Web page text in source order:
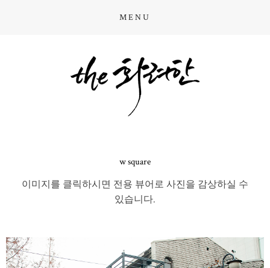
MENU
w square
이미지를 클릭하시면 전용 뷰어로 사진을 감상하실 수
있습니다.